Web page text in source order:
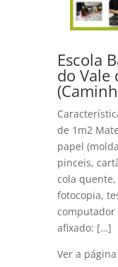
Escola
do Vale
de 1m2
papel
pinceis,
cola
fotocopia,
computador
afixado: […]
Ver a